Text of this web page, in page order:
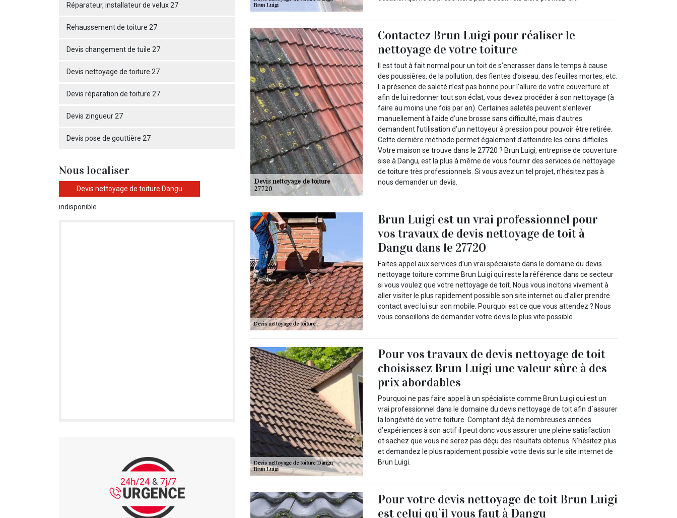
Réparateur, installateur de velux 27
Rehaussement de toiture 27
Devis changement de tuile 27
Devis nettoyage de toiture 27
Devis réparation de toiture 27
Devis zingueur 27
Devis pose de gouttière 27
Nous localiser
Devis nettoyage de toiture Dangu
indisponible
Contactez Brun Luigi pour réaliser le
nettoyage de votre toiture
Il est tout à fait normal pour un toit de s’encrasser dans le temps à cause
des poussières, de la pollution, des fientes d’oiseau, des feuilles mortes, etc.
La présence de saleté n’est pas bonne pour l’allure de votre couverture et
afin de lui redonner tout son éclat, vous devez procéder à son nettoyage (à
faire au moins une fois par an). Certaines saletés peuvent s’enlever
manuellement à l’aide d’une brosse sans difficulté, mais d'autres
demandent l’utilisation d’un nettoyeur à pression pour pouvoir être retirée.
Cette dernière méthode permet également d’atteindre les coins difficiles.
Votre maison se trouve dans le 27720 ? Brun Luigi, entreprise de couverture
sise à Dangu, est la plus à même de vous fournir des services de nettoyage
de toiture très professionnels. Si vous avez un tel projet, n'hésitez pas à
nous demander un devis.
Brun Luigi est un vrai professionnel pour
vos travaux de devis nettoyage de toit à
Dangu dans le 27720
Faites appel aux services d’un vrai spécialiste dans le domaine du devis
nettoyage toiture comme Brun Luigi qui reste la référence dans ce secteur
si vous voulez que votre nettoyage de toit. Nous vous incitons vivement à
aller visiter le plus rapidement possible son site internet ou d’aller prendre
contact avec lui sur son mobile. Pourquoi est ce que vous attendez ? Nous
vous conseillons de demander votre devis le plus vite possible.
Pour vos travaux de devis nettoyage de toit
choisissez Brun Luigi une valeur sûre à des
prix abordables
Pourquoi ne pas faire appel à un spécialiste comme Brun Luigi qui est un
vrai professionnel dans le domaine du devis nettoyage de toit afin d`assurer
la longévité de votre toiture. Comptant déjà de nombreuses années
d’expériences à son actif il peut donc vous assurer une pleine satisfaction
et sachez que vous ne serez pas déçu des résultats obtenus. N’hésitez plus
et demandez le plus rapidement possible votre devis sur le site internet de
Brun Luigi.
Pour votre devis nettoyage de toit Brun Luigi
est celui qu`il vous faut à Dangu